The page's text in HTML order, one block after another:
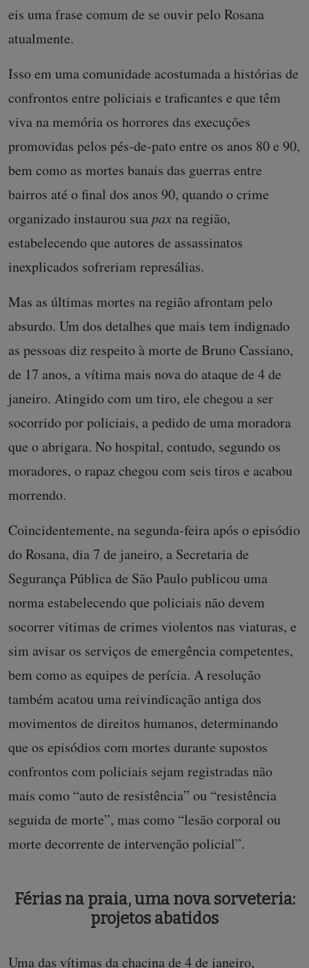
eis uma frase comum de se ouvir pelo Rosana
atualmente.
Isso em uma comunidade acostumada a histórias de
confrontos entre policiais e traficantes e que têm
viva na memória os horrores das execuções
promovidas pelos pés-de-pato entre os anos 80 e 90,
bem como as mortes banais das guerras entre
bairros até o final dos anos 90, quando o crime
organizado instaurou sua paxna região,
estabelecendo que autores de assassinatos
inexplicados sofreriam represálias.
Mas as últimas mortes na região afrontam pelo
absurdo. Um dos detalhes que mais tem indignado
as pessoas diz respeito à morte de Bruno Cassiano,
de 17 anos, a vítima mais nova do ataque de 4 de
janeiro. Atingido com um tiro, ele chegou a ser
socorrido por policiais, a pedido de uma moradora
que o abrigara. No hospital, contudo, segundo os
moradores, o rapaz chegou com seis tiros e acabou
morrendo.
Coincidentemente, na segunda-feira após o episódio
do Rosana, dia 7 de janeiro, a Secretaria de
Segurança Pública de São Paulo publicou uma
norma estabelecendo que policiais não devem
socorrer vitimas de crimes violentos nas viaturas, e
sim avisar os serviços de emergência competentes,
bem como as equipes de perícia. A resolução
também acatou uma reivindicação antiga dos
movimentos de direitos humanos, determinando
que os episódios com mortes durante supostos
confrontos com policiais sejam registradas não
mais como “auto de resistência” ou “resistência
seguida de morte”, mas como “lesão corporal ou
morte decorrente de intervenção policial”.
Férias na praia, uma nova sorveteria:
projetos abatidos
Uma das vítimas da chacina de 4 de janeiro,